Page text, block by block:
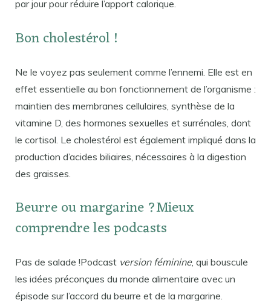
par jour pour réduire l’apport calorique.
Bon cholestérol !
Ne le voyez pas seulement comme l’ennemi. Elle est en
effet essentielle au bon fonctionnement de l’organisme :
maintien des membranes cellulaires, synthèse de la
vitamine D, des hormones sexuelles et surrénales, dont
le cortisol. Le cholestérol est également impliqué dans la
production d’acides biliaires, nécessaires à la digestion
des graisses.
Beurre ou margarine ?Mieux
comprendre les podcasts
Pas de salade !Podcast version féminine, qui bouscule
les idées préconçues du monde alimentaire avec un
épisode sur l’accord du beurre et de la margarine.